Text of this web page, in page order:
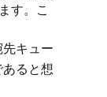
す。こ
先キュー
あると想